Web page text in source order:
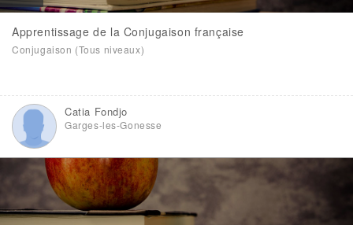
Apprentissage de la Conjugaison française
Conjugaison (Tous niveaux)
Catia Fondjo
Garges-les-Gonesse